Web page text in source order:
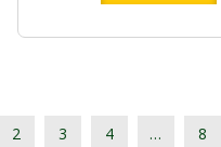
2 3 4 … 8